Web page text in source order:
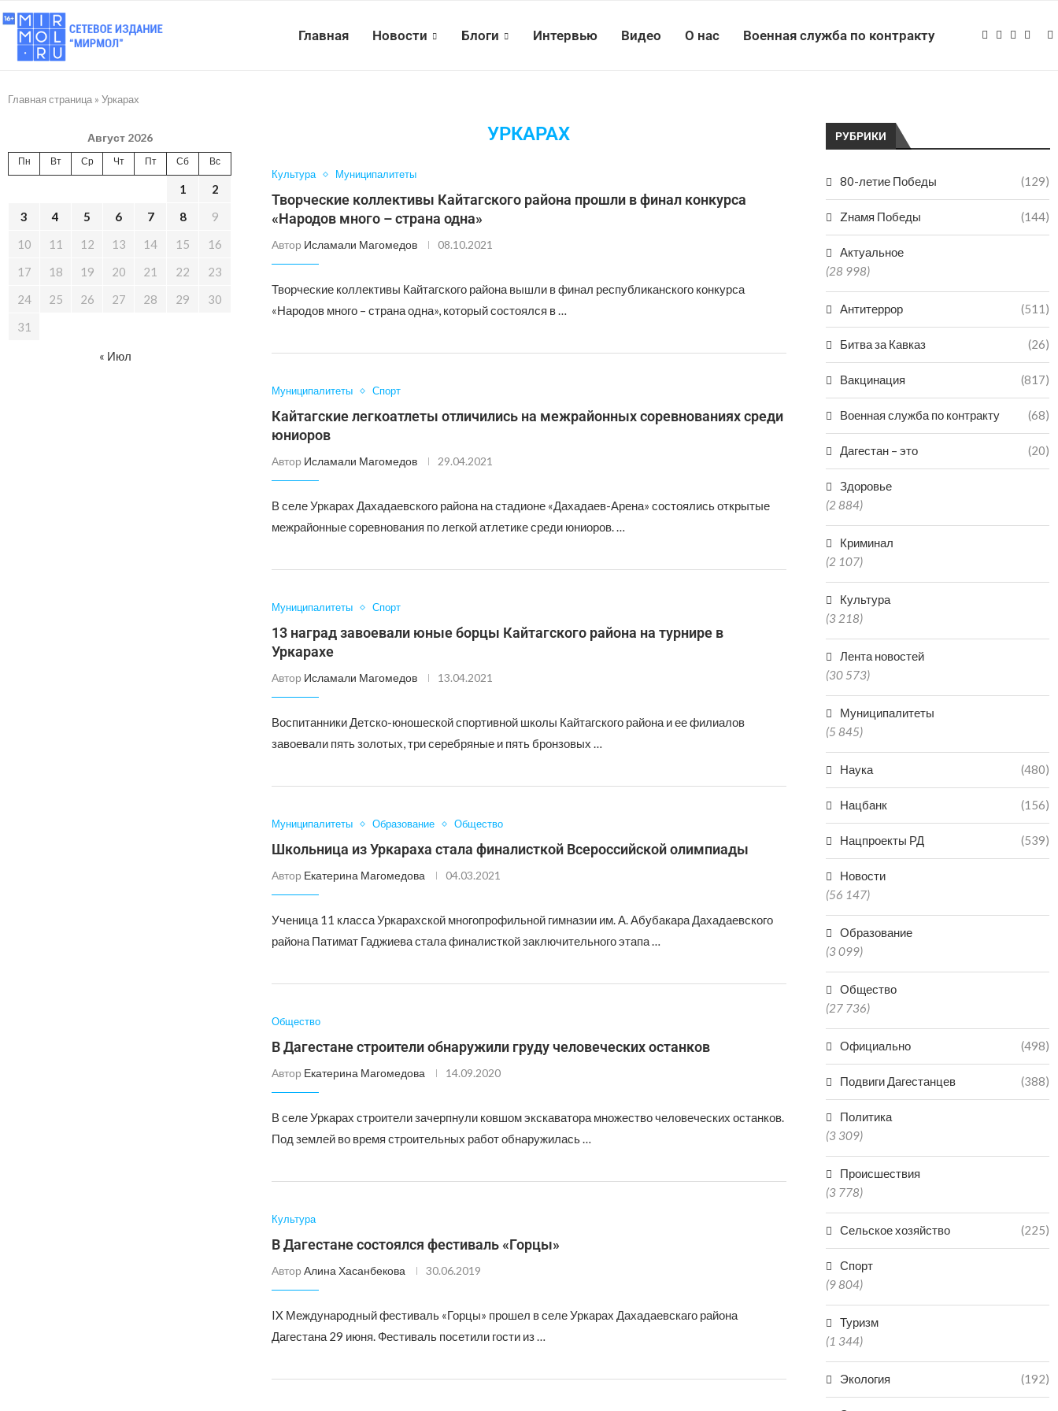
Главная Новости Блоги Интервью Видео О нас Военная служба по контракту
Главная страница » Уркарах
УРКАРАХ
Культура Муниципалитеты
Творческие коллективы Кайтагского района прошли в финал конкурса
«Народов много – страна одна»
Автор Исламали Магомедов 08.10.2021
Творческие коллективы Кайтагского района вышли в финал республиканского конкурса
«Народов много – страна одна», который состоялся в …
Муниципалитеты Спорт
Кайтагские легкоатлеты отличились на межрайонных соревнованиях среди
юниоров
Автор Исламали Магомедов 29.04.2021
В селе Уркарах Дахадаевского района на стадионе «Дахадаев-Арена» состоялись открытые
межрайонные соревнования по легкой атлетике среди юниоров. …
Муниципалитеты Спорт
13 наград завоевали юные борцы Кайтагского района на турнире в
Уркарахе
Автор Исламали Магомедов 13.04.2021
Воспитанники Детско-юношеской спортивной школы Кайтагского района и ее филиалов
завоевали пять золотых, три серебряные и пять бронзовых …
Муниципалитеты Образование Общество
Школьница из Уркараха стала финалисткой Всероссийской олимпиады
Автор Екатерина Магомедова 04.03.2021
Ученица 11 класса Уркарахской многопрофильной гимназии им. А. Абубакара Дахадаевского
района Патимат Гаджиева стала финалисткой заключительного этапа …
Общество
В Дагестане строители обнаружили груду человеческих останков
Автор Екатерина Магомедова 14.09.2020
В селе Уркарах строители зачерпнули ковшом экскаватора множество человеческих останков.
Под землей во время строительных работ обнаружилась …
Культура
В Дагестане состоялся фестиваль «Горцы»
Автор Алина Хасанбекова 30.06.2019
IX Международный фестиваль «Горцы» прошел в селе Уркарах Дахадаевскаго района
Дагестана 29 июня. Фестиваль посетили гости из …
РУБРИКИ
80-летие Победы (129)
Zнамя Победы (144)
Актуальное
(28 998)
Антитеррор (511)
Битва за Кавказ (26)
Вакцинация (817)
Военная служба по контракту (68)
Дагестан – это (20)
Здоровье
(2 884)
Криминал
(2 107)
Культура
(3 218)
Лента новостей
(30 573)
Муниципалитеты
(5 845)
Наука (480)
Нацбанк (156)
Нацпроекты РД (539)
Новости
(56 147)
Образование
(3 099)
Общество
(27 736)
Официально (498)
Подвиги Дагестанцев (388)
Политика
(3 309)
Происшествия
(3 778)
Сельское хозяйство (225)
Спорт
(9 804)
Туризм
(1 344)
Экология (192)
Август 2026
Пн Вт Ср Чт Пт Сб Вс
1
2
3
4 5 6 7 8
9
10
11 12 13 14 15
16
17
18 19 20 21 22
23
24
25 26 27 28 29
30
31
« Июл